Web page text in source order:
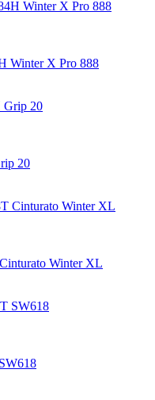
Winter X Pro 888
20
Winter XL